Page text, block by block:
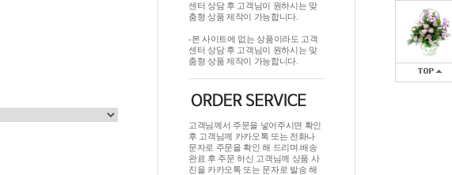
센터 상담 후 고객님이 원하시는 맞
춤형 상품 제작이 가능합니다.
-본 사이트에 없는 상품이라도 고객
센터 상담 후 고객님이 원하시는 맞
춤형 상품 제작이 가능합니다.
고객님께서 주문을 넣어주시면 확인
후 고객님께 카카오톡 또는 전화나
문자로 주문을 확인 해 드리며.배송
완료 후 주문 하신 고객님께 상품 사
진을 카카오톡 또는 문자로 발송 해